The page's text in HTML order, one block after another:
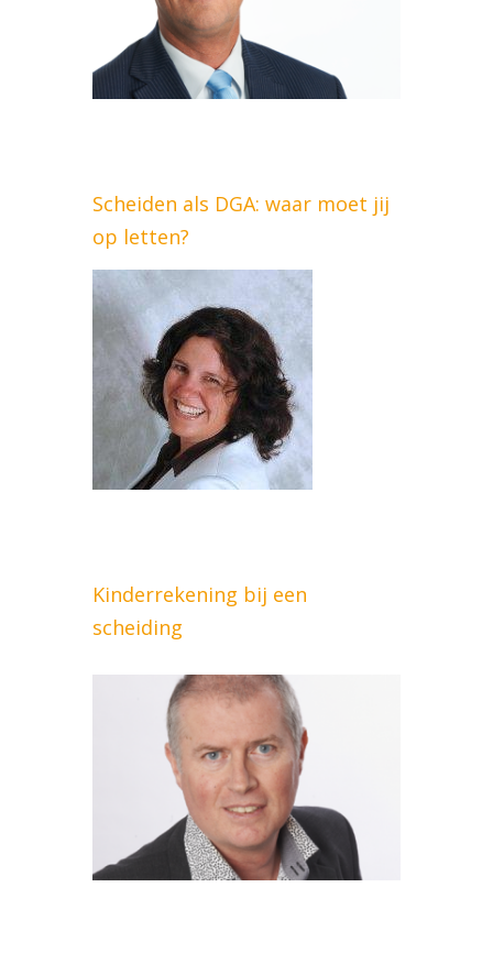
Scheiden als DGA: waar moet jij
op letten?
Kinderrekening bij een
scheiding